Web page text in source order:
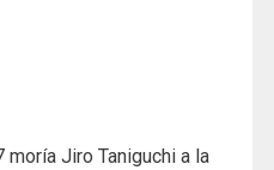
Jiro Taniguchi a la